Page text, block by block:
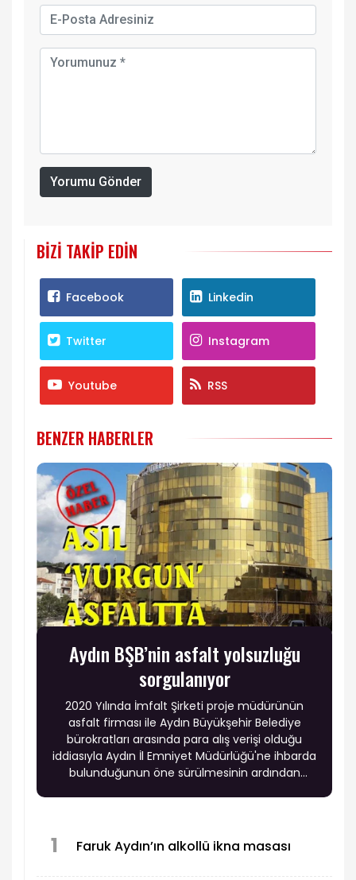
Yorumu Gönder
BIZI TAKIP EDIN
Facebook Linkedin
Twitter Instagram
Youtube RSS
BENZER HABERLER
Aydın BŞB’nin asfalt yolsuzluğu
sorgulanıyor
2020 Yılında İmfalt Şirketi proje müdürünün
asfalt firması ile Aydın Büyükşehir Belediye
bürokratları arasında para alış verişi olduğu
iddiasıyla Aydın İl Emniyet Müdürlüğü'ne ihbarda
bulunduğunun öne sürülmesinin ardından
1 Faruk Aydın’ın alkollü ikna masası